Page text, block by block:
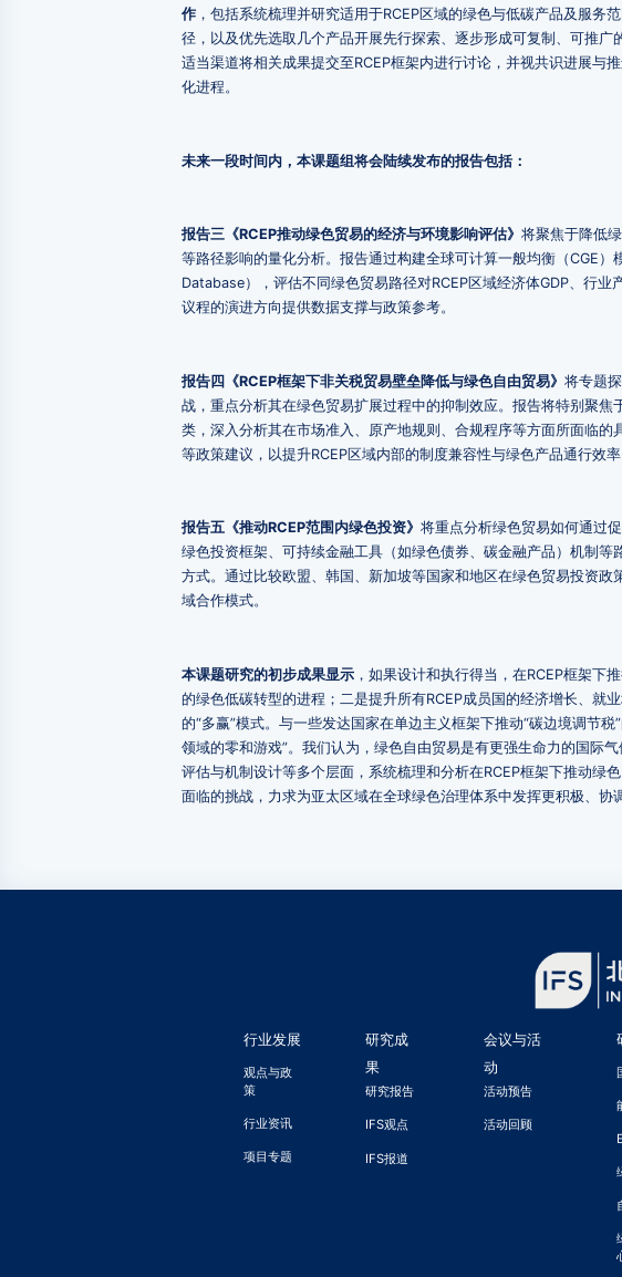
作，包括系统梳理并研究适用于RCEP区域的绿色与低碳产品及服务
径，以及优先选取几个产品开展先行探索、逐步形成可复制、可推
适当渠道将相关成果提交至RCEP框架内进行讨论，并视共识进展与
化进程。
未来一段时间内，本课题组将会陆续发布的报告包括：
报告三《RCEP推动绿色贸易的经济与环境影响评估》 将聚焦于降低
等路径影响的量化分析。报告通过构建全球可计算一般均衡（CGE
Database），评估不同绿色贸易路径对RCEP区域经济体GDP、行
议程的演进方向提供数据支撑与政策参考。
报告四《RCEP框架下非关税贸易壁垒降低与绿色自由贸易》 将专题
战，重点分析其在绿色贸易扩展过程中的抑制效应。报告将特别聚
类，深入分析其在市场准入、原产地规则、合规程序等方面所面临
等政策建议，以提升RCEP区域内部的制度兼容性与绿色产品通行效率
报告五《推动RCEP范围内绿色投资》 将重点分析绿色贸易如何通过
绿色投资框架、可持续金融工具（如绿色债券、碳金融产品）机制
方式。通过比较欧盟、韩国、新加坡等国家和地区在绿色贸易投资
域合作模式。
本课题研究的初步成果显示，如果设计和执行得当，在RCEP框架下
的绿色低碳转型的进程；二是提升所有RCEP成员国的经济增长、就
的“多赢”模式。与一些发达国家在单边主义框架下推动“碳边境调节
领域的零和游戏”。我们认为，绿色自由贸易是有更强生命力的国际
评估与机制设计等多个层面，系统梳理和分析在RCEP框架下推动绿
面临的挑战，力求为亚太区域在全球绿色治理体系中发挥更积极、协
行业发展
观点与政
策
行业资讯
项目专题
研究成
果
研究报告
IFS观点
IFS报道
会议与活
动
活动预告
活动回顾